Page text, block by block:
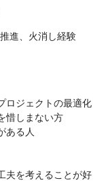
進、火消し経験
ロジェクトの最適化
惜しまない方
ある人
夫を考えることが好